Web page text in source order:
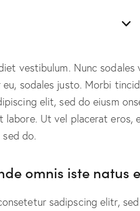
vestibulum. Nunc sodales
sodales justo. Morbi
elit, sed do eiusm
labore. Ut vel placerat eros,
do.
omnis iste natus
sadipscing elitr,